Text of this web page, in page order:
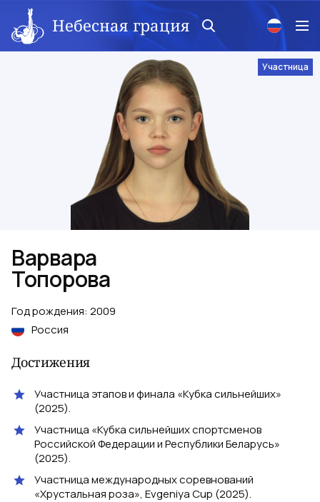
Небесная грация
Участница
Варвара
Топорова
Год рождения: 2009
Россия
Достижения
Участница этапов и финала «Кубка сильнейших»
(2025).
Участница «Кубка сильнейших спортсменов
Российской Федерации и Республики Беларусь»
(2025).
Участница международных соревнований
«Хрустальная роза», Evgeniya Cup (2025).